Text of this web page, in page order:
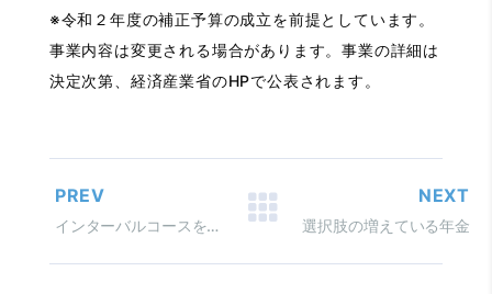
※令和２年度の補正予算の成立を前提としています。
事業内容は変更される場合があります。事業の詳細は
決定次第、経済産業省のHPで公表されます。
PREV
インターバルコースを使ってしまった企業の「働き方改革推進支援助成金｣ 労働時間短縮・年休促進支援コース
NEXT
選択肢の増えている年金